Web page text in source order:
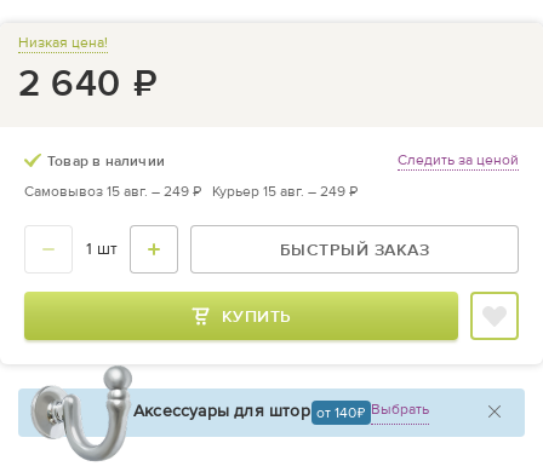
Низкая цена!
2 640 ₽
Товар в наличии
Следить за ценой
Самовывоз 15 авг. – 249 ₽ Курьер 15 авг. – 249 ₽
БЫСТРЫЙ ЗАКАЗ
КУПИТЬ
Аксессуары для штор от 140 Выбрать